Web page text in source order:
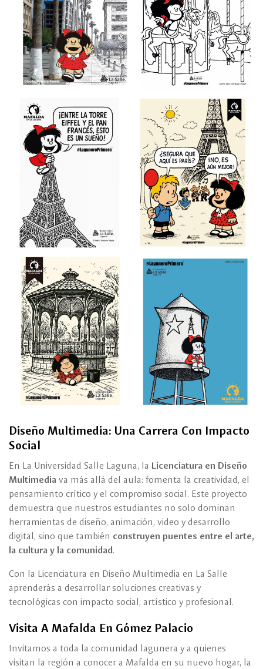
Diseño Multimedia: Una Carrera Con Impacto
Social
En La Universidad Salle Laguna, la Licenciatura en Diseño
Multimedia va más allá del aula: fomenta la creatividad, el
pensamiento crítico y el compromiso social. Este proyecto
demuestra que nuestros estudiantes no solo dominan
herramientas de diseño, animación, video y desarrollo
digital, sino que también construyen puentes entre el arte,
la cultura y la comunidad.
Con la Licenciatura en Diseño Multimedia en La Salle
aprenderás a desarrollar soluciones creativas y
tecnológicas con impacto social, artístico y profesional.
Visita A Mafalda En Gómez Palacio
Invitamos a toda la comunidad lagunera y a quienes
visitan la región a conocer a Mafalda en su nuevo hogar, la